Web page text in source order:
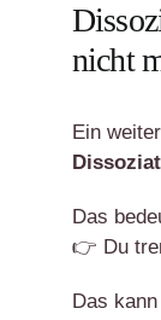
nicht
Ein
Das
👉 Du
Das